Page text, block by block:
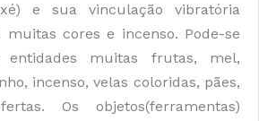
e sua vinculação vibratória
muitas cores e incenso. Pode-se
muitas frutas, mel,
incenso, velas coloridas, pães,
Os objetos(ferramentas)